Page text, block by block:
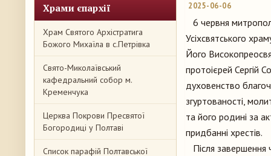
Храми єпархії
Храм Святого Архістратига
Божого Михаїла в с.Петрівка
Свято-Миколаївський
кафедральний собор м.
Кременчука
Церква Покрови Пресвятої
Богородиці у Полтаві
Список парафій Полтавської
2025-06-06
6 червня
Усіхсвятського
Його
протоієрей Сергій
духовенство
згуртованості,
та його родині за
придбанні хрестів.
Після завершення